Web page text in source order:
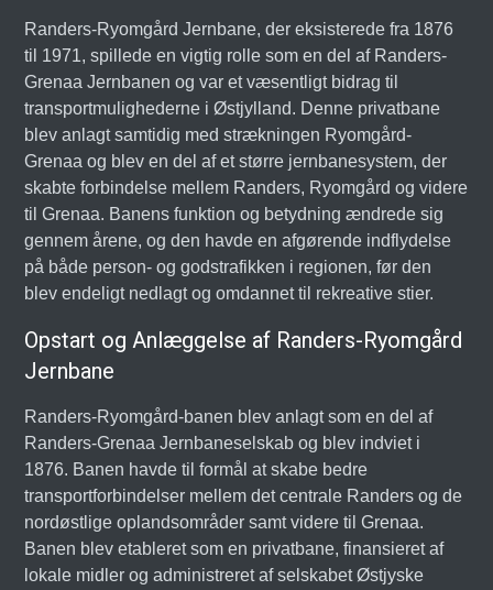
Randers-Ryomgård Jernbane, der eksisterede fra 1876
til 1971, spillede en vigtig rolle som en del af Randers-
Grenaa Jernbanen og var et væsentligt bidrag til
transportmulighederne i Østjylland. Denne privatbane
blev anlagt samtidig med strækningen Ryomgård-
Grenaa og blev en del af et større jernbanesystem, der
skabte forbindelse mellem Randers, Ryomgård og videre
til Grenaa. Banens funktion og betydning ændrede sig
gennem årene, og den havde en afgørende indflydelse
på både person- og godstrafikken i regionen, før den
blev endeligt nedlagt og omdannet til rekreative stier.
Opstart og Anlæggelse af Randers-Ryomgård
Jernbane
Randers-Ryomgård-banen blev anlagt som en del af
Randers-Grenaa Jernbaneselskab og blev indviet i
1876. Banen havde til formål at skabe bedre
transportforbindelser mellem det centrale Randers og de
nordøstlige oplandsområder samt videre til Grenaa.
Banen blev etableret som en privatbane, finansieret af
lokale midler og administreret af selskabet Østjyske